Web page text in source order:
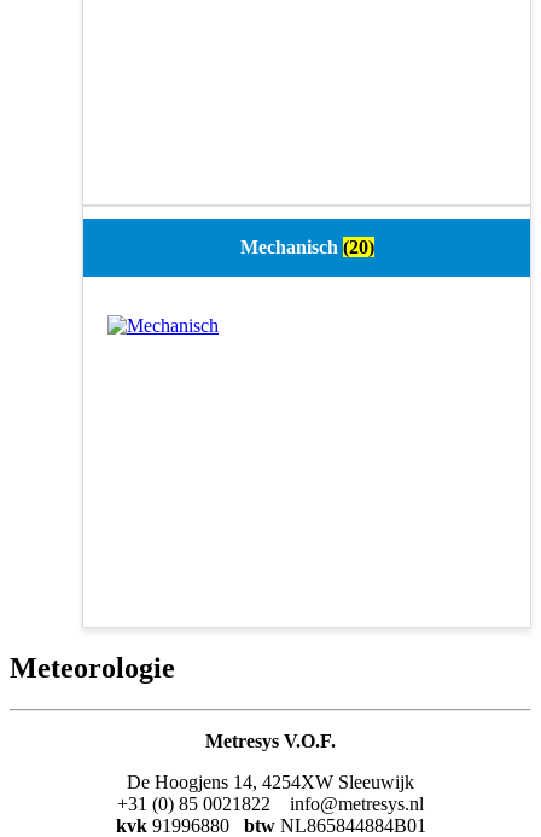
Mechanisch (20)
Meteorologie
Metresys V.O.F.
De Hoogjens 14, 4254XW Sleeuwijk
+31 (0) 85 0021822 info@metresys.nl
kvk 91996880 btw NL865844884B01